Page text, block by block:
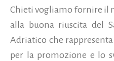
Chieti vogliamo fornire il
alla buona riuscita del
Adriatico che
per la promozione e lo